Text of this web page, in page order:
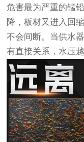
危害最为严重的锰
降，板材又进入回
不会间断。当供水
有直接关系，水压